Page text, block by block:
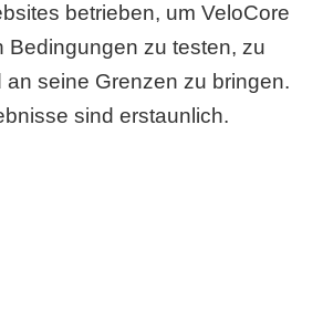
betrieben, um VeloCore
Bedingungen zu testen, zu
an seine Grenzen zu bringen.
sind erstaunlich.